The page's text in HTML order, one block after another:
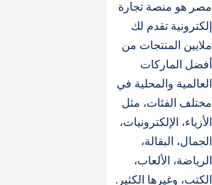
مصر هو منصة تجارة
إلكترونية تقدم لك
ملايين المنتجات من
أفضل الماركات
العالمية والمحلية في
مختلف الفئات، مثل
الأزياء، الإلكترونيات،
الجمال، البقالة،
الرياضة، الألعاب،
الكتب، وغيرها الكثير.